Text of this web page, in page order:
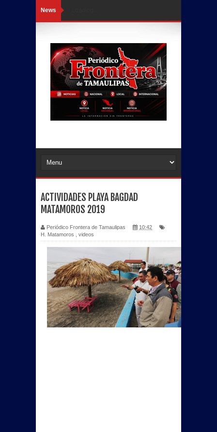
News
ACTIVIDADES PLAYA BAGDAD
MATAMOROS 2019
Periódico Frontera de Tamaulipas
10:42
H. Matamoros
videos